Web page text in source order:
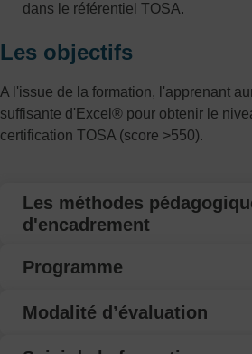
dans le référentiel TOSA.
Les objectifs
A l'issue de la formation, l'apprenant
suffisante d'Excel® pour obtenir le
certification TOSA (score >550).
Les méthodes
d'encadrement
Programme
Modalité d’évaluation